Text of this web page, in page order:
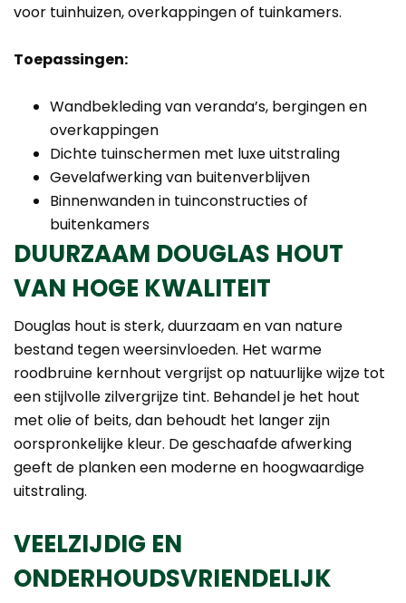
voor tuinhuizen, overkappingen of tuinkamers.
Toepassingen:
Wandbekleding van veranda’s, bergingen en
overkappingen
Dichte tuinschermen met luxe uitstraling
Gevelafwerking van buitenverblijven
Binnenwanden in tuinconstructies of
buitenkamers
DUURZAAM DOUGLAS HOUT
VAN HOGE KWALITEIT
Douglas hout is sterk, duurzaam en van nature
bestand tegen weersinvloeden. Het warme
roodbruine kernhout vergrijst op natuurlijke wijze tot
een stijlvolle zilvergrijze tint. Behandel je het hout
met olie of beits, dan behoudt het langer zijn
oorspronkelijke kleur. De geschaafde afwerking
geeft de planken een moderne en hoogwaardige
uitstraling.
VEELZIJDIG EN
ONDERHOUDSVRIENDELIJK